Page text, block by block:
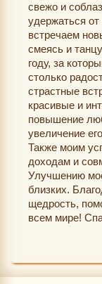
свежо и
удержаться
встречаем
смеясь и
году, за
столько
страстные
красивые и
повышение
увеличение
Также моим
доходам и
Улучшению
близких.
щедрость,
всем мире!